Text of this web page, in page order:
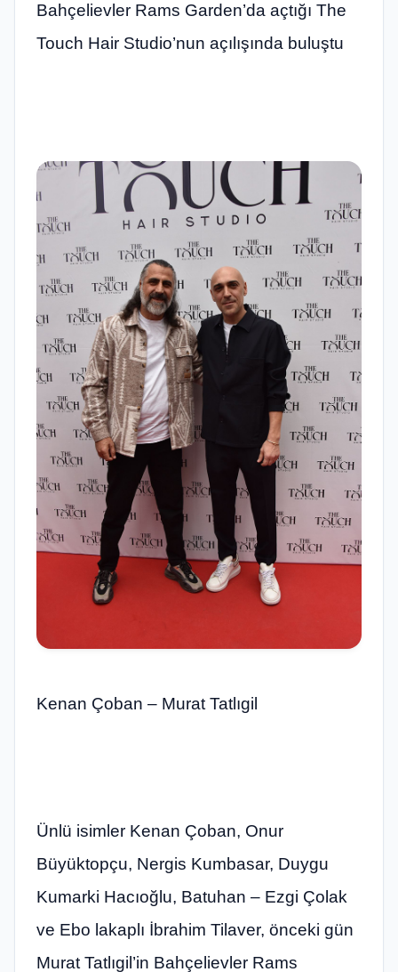
Bahçelievler Rams Garden’da açtığı The
Touch Hair Studio’nun açılışında buluştu
Kenan Çoban – Murat Tatlıgil
Ünlü isimler Kenan Çoban, Onur
Büyüktopçu, Nergis Kumbasar, Duygu
Kumarki Hacıoğlu, Batuhan – Ezgi Çolak
ve Ebo lakaplı İbrahim Tilaver, önceki gün
Murat Tatlıgil’in Bahçelievler Rams